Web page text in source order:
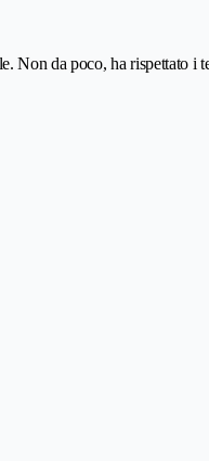
Non da poco, ha rispettato i